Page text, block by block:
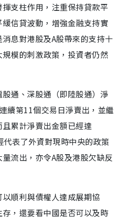
支柱作用，注重保持貸款平
信貸波動，增強金融支持實
息對港股及A股帶來的支持十
模的刺激政策，投資者仍然
通、深股通（即陸股通）淨
續第11個交易日淨賣出，並繼
累計淨賣出金額已經達
表了外資對現時中央的政策
流出，亦令A股及港股欠缺反
順利與債權人達成展期協
，還要看中國是否可以及時